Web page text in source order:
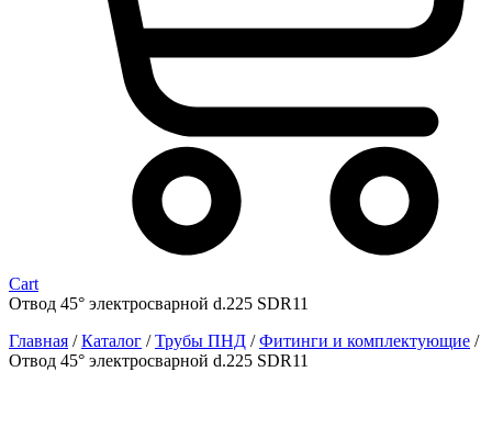
Cart
Отвод 45° электросварной d.225 SDR11
Главная /Каталог /Трубы ПНД /Фитинги и комплектующие /
Отвод 45° электросварной d.225 SDR11